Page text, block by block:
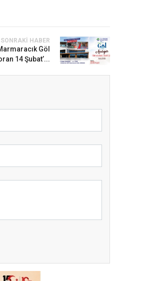
SONRAKI HABER
Göl
14 Şubat’...